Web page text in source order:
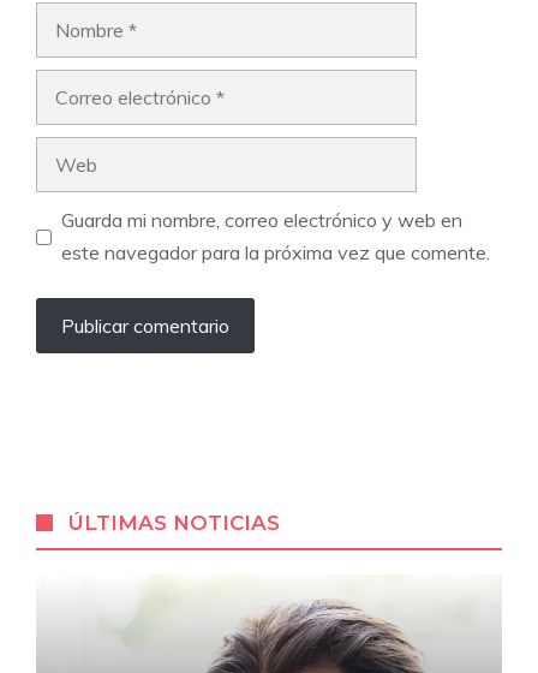
Guarda mi nombre, correo electrónico y web en
este navegador para la próxima vez que comente.
ÚLTIMAS NOTICIAS